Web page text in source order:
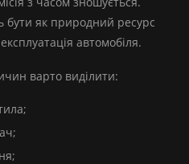
як природний ресурс
автомобіля.
варто виділити: